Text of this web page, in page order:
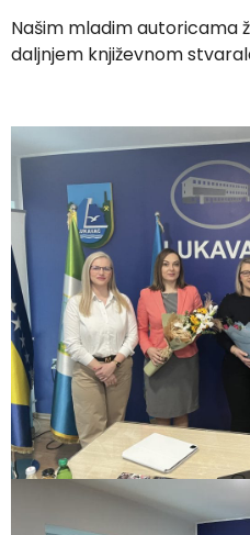
Našim mladim autoricama
daljnjem književnom